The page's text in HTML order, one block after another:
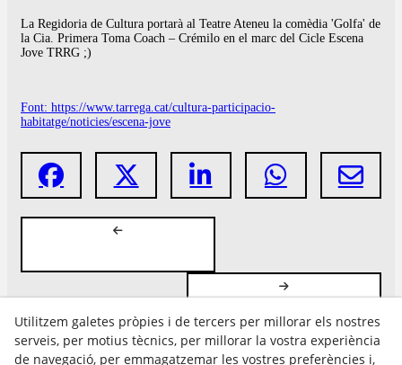
La Regidoria de Cultura portarà al Teatre Ateneu la comèdia 'Golfa' de
la Cia. Primera Toma Coach – Crémilo en el marc del Cicle Escena
Jove TRRG ;)
Font: https://www.tarrega.cat/cultura-participacio-
habitatge/noticies/escena-jove
Utilitzem galetes pròpies i de tercers per millorar els nostres
serveis, per motius tècnics, per millorar la vostra experiència
de navegació, per emmagatzemar les vostres preferències i,